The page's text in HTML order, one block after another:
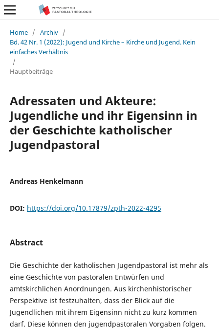
Home / Archiv /
Bd. 42 Nr. 1 (2022): Jugend und Kirche – Kirche und Jugend. Kein
einfaches Verhältnis
/
Hauptbeiträge
Adressaten und Akteure:
Jugendliche und ihr Eigensinn in
der Geschichte katholischer
Jugendpastoral
Andreas Henkelmann
DOI: https://doi.org/10.17879/zpth-2022-4295
Abstract
Die Geschichte der katholischen Jugendpastoral ist mehr als
eine Geschichte von pastoralen Entwürfen und
amtskirchlichen Anordnungen. Aus kirchenhistorischer
Perspektive ist festzuhalten, dass der Blick auf die
Jugendlichen mit ihrem Eigensinn nicht zu kurz kommen
darf. Diese können den jugendpastoralen Vorgaben folgen.